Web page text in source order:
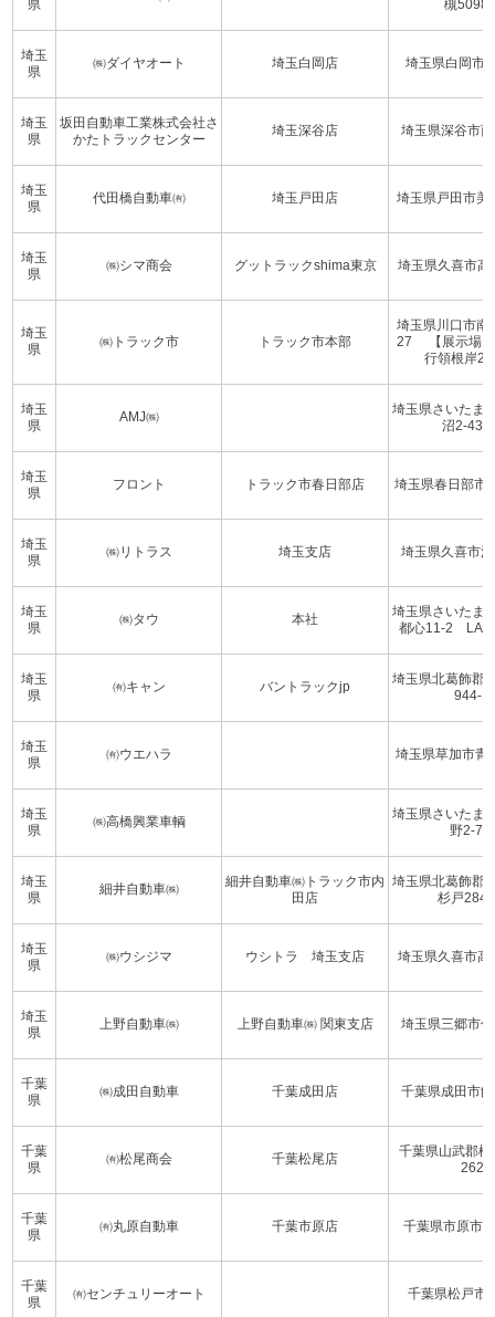
県 槻5098-
埼玉
県
㈱ダイヤオート 埼玉白岡店 埼玉県白岡市
埼玉
県
坂田自動車工業株式会社さ
かたトラックセンター
埼玉深谷店 埼玉県深谷市
埼玉
県
代田橋自動車㈲ 埼玉戸田店 埼玉県戸田市美
埼玉
県
㈱シマ商会 グットラックshima東京 埼玉県久喜市高
埼玉
県
㈱トラック市 トラック市本部
埼玉県川口市南
27 【展示場】
行領根岸
埼玉
県
AMJ㈱
埼玉県さいたま
沼2-
埼玉
県
フロント トラック市春日部店 埼玉県春日部市
埼玉
県
㈱リトラス 埼玉支店 埼玉県久喜市
埼玉
県
㈱タウ 本社
埼玉県さいたま
都心11-2 LA
埼玉
県
㈲キャン バントラックjp
埼玉県北葛飾郡
944-1
埼玉
県
㈲ウエハラ 埼玉県草加市青
埼玉
県
㈱高橋興業車輌
埼玉県さいたま
野2-7-1
埼玉
県
細井自動車㈱
細井自動車㈱トラック市内
田店
埼玉県北葛飾郡
杉戸
埼玉
県
㈱ウシジマ ウシトラ 埼玉支店 埼玉県久喜市高
埼玉
県
上野自動車㈱ 上野自動車㈱ 関東支店 埼玉県三郷市
千葉
県
㈱成田自動車 千葉成田店 千葉県成田市
千葉
県
㈲松尾商会 千葉松尾店
千葉県山武郡
262
千葉
県
㈲丸原自動車 千葉市原店 千葉県市原市
千葉
県
㈲センチュリーオート 千葉県松戸市